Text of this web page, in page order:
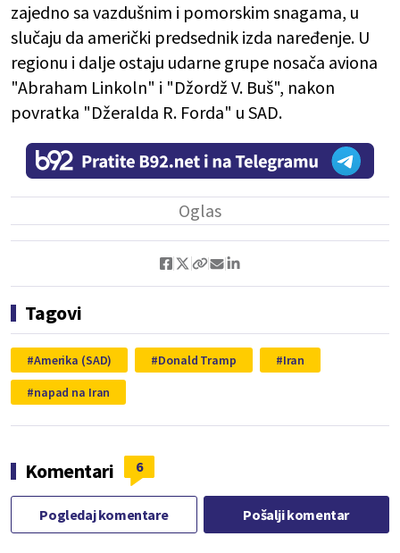
zajedno sa vazdušnim i pomorskim snagama, u
slučaju da američki predsednik izda naređenje. U
regionu i dalje ostaju udarne grupe nosača aviona
"Abraham Linkoln" i "Džordž V. Buš", nakon
povratka "Džeralda R. Forda" u SAD.
Tagovi
Amerika (SAD) Donald Tramp
Iran
napad na Iran
Komentari 6
Pogledaj komentare Pošalji komentar